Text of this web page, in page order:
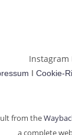
Instagram
ICookie-
from the
a complete